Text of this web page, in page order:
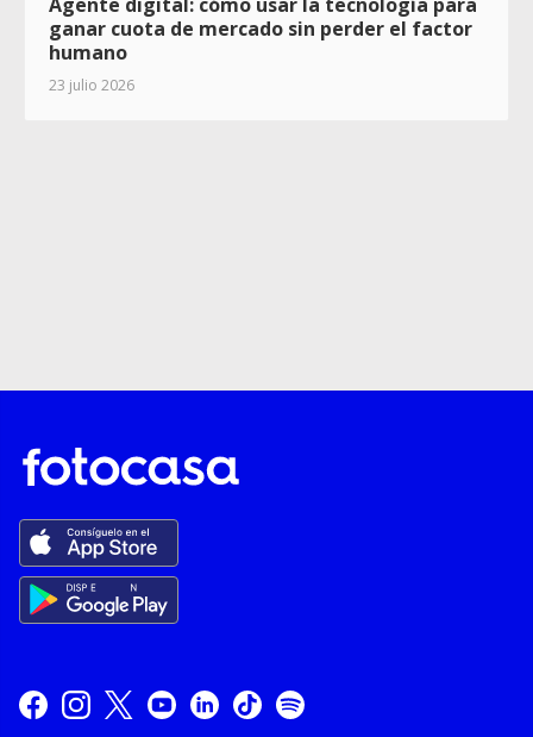
ganar cuota de mercado sin perder el factor
humano
23 julio 2026